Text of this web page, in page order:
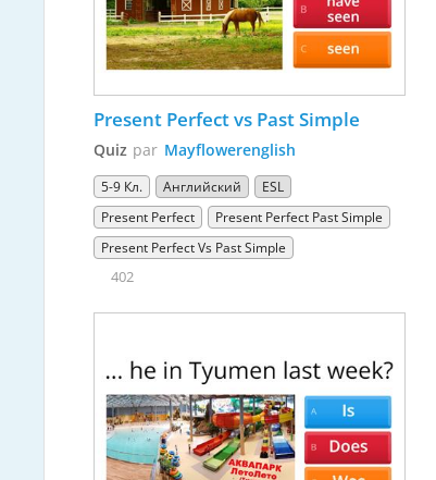
Present Perfect vs Past Simple
Quiz par Mayflowerenglish
5-9 Кл. Английский
ESL
Present Perfect
Present Perfect Past Simple
Present Perfect Vs Past Simple
402